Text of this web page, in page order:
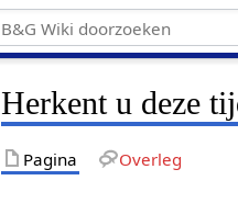
Herkent u deze
Pagina Overleg